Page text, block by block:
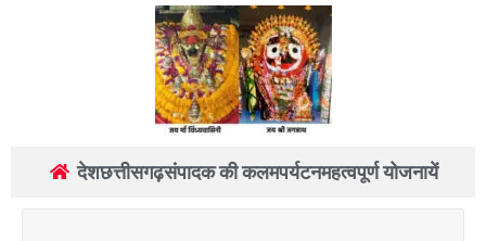
देशछत्तीसगढ़संपादक की कलमपर्यटनमहत्वपूर्ण योजनायें